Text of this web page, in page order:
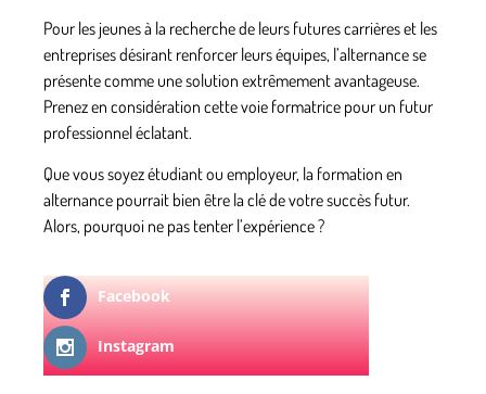
Pour les jeunes à la recherche de leurs futures carrières et les
entreprises désirant renforcer leurs équipes, l’alternance se
présente comme une solution extrêmement avantageuse.
Prenez en considération cette voie formatrice pour un futur
professionnel éclatant.
Que vous soyez étudiant ou employeur, la formation en
alternance pourrait bien être la clé de votre succès futur.
Alors, pourquoi ne pas tenter l’expérience ?
Facebook
Instagram